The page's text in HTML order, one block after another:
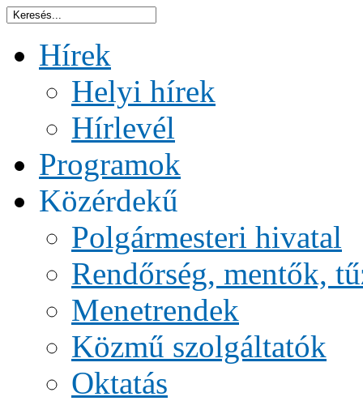
Hírek
Helyi hírek
Hírlevél
Programok
Közérdekű
Polgármesteri hivatal
Rendőrség, mentők,
Menetrendek
Közmű szolgáltatók
Oktatás